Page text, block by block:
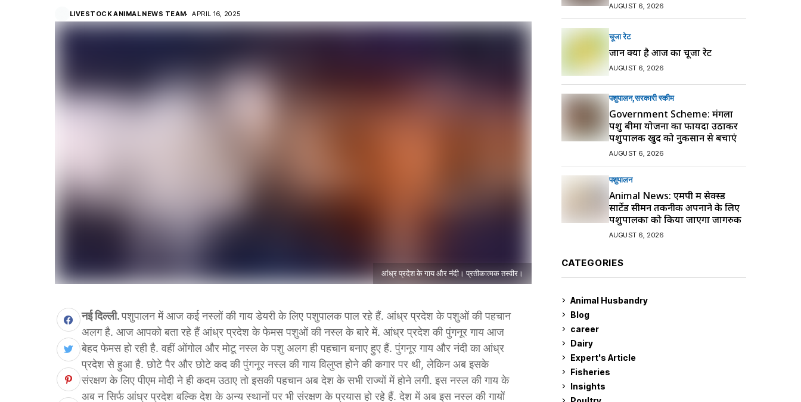
LIVESTOCK ANIMAL NEWS TEAM APRIL 16, 2025
आंध्र प्रदेश के गाय और नंदी। प्रतीकात्मक तस्वीर।
नई दिल्ली.पशुपालन में आज कई नस्लों की गाय डेयरी के लिए पशुपालक पाल रहे हैं. आंध्र प्रदेश के पशुओं की पहचान
अलग है. आज आपको बता रहे हैं आंध्र प्रदेश के फेमस पशुओं की नस्ल के बारे में. आंध्र प्रदेश की पुंगनूर गाय आज
बेहद फेमस हो रही है. वहीं ओंगोल और मोटू नस्ल के पशु अलग ही पहचान बनाए हुए हैं. पुंगनूर गाय और नंदी का आंध्र
प्रदेश से हुआ है. छोटे पैर और छोटे कद की पुंगनूर नस्ल की गाय विलुप्त होने की कगार पर थी, लेकिन अब इसके
संरक्षण के लिए पीएम मोदी ने ही कदम उठाए तो इसकी पहचान अब देश के सभी राज्यों में होने लगी. इस नस्ल की गाय के
अब न सिर्फ आंध्र प्रदेश बल्कि देश के अन्य स्थानों पर भी संरक्षण के प्रयास हो रहे हैं. देश में अब इस नस्ल की गायों
AUGUST 6, 2026
चूजा रेट
जानें क्या है आज का चूजा रेट
AUGUST 6, 2026
पशुपालन सरकारी स्की‍म
Government Scheme: मंगला
पशु बीमा योजना का फायदा उठाकर
पशुपालक खुद को नुकसान से बचाएं
AUGUST 6, 2026
पशुपालन
Animal News: एमपी में सेक्स्ड
सार्टेड सीमन तकनीक अपनाने के लिए
पशुपालकों को किया जाएगा जागरुक
AUGUST 6, 2026
CATEGORIES
Animal Husbandry
Blog
career
Dairy
Expert's Article
Fisheries
Insights